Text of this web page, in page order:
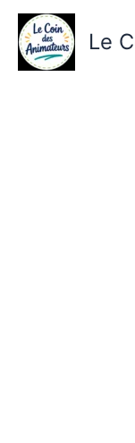
Aller
contenu
Le